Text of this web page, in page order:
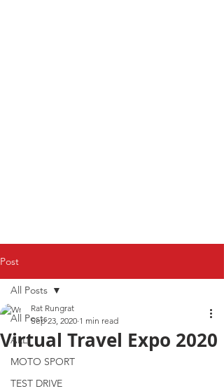
Post
All Posts
ALL
MOTO SPORT
TEST DRIVE
All Posts
Virtual Travel Expo 2020
Rat Rungrat
Sep 23, 2020 1 min read